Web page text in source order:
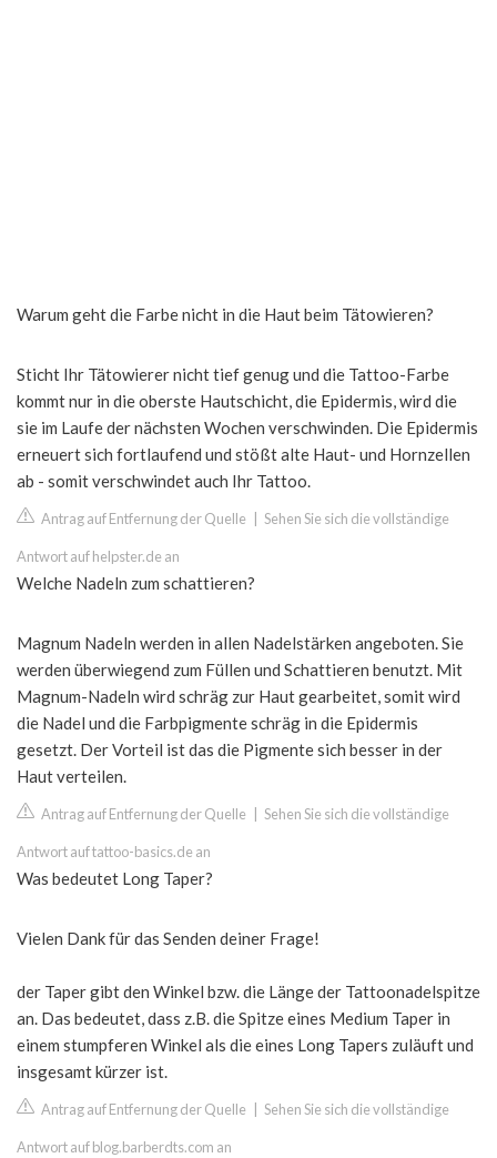
Warum geht die Farbe nicht in die Haut beim Tätowieren?
Sticht Ihr Tätowierer nicht tief genug und die Tattoo-Farbe
kommt nur in die oberste Hautschicht, die Epidermis, wird die
sie im Laufe der nächsten Wochen verschwinden. Die Epidermis
erneuert sich fortlaufend und stößt alte Haut- und Hornzellen
ab - somit verschwindet auch Ihr Tattoo.
Antrag auf Entfernung der Quelle Sehen Sie sich die vollständige
Antwort auf helpster.de an
Welche Nadeln zum schattieren?
Magnum Nadeln werden in allen Nadelstärken angeboten. Sie
werden überwiegend zum Füllen und Schattieren benutzt. Mit
Magnum-Nadeln wird schräg zur Haut gearbeitet, somit wird
die Nadel und die Farbpigmente schräg in die Epidermis
gesetzt. Der Vorteil ist das die Pigmente sich besser in der
Haut verteilen.
Antrag auf Entfernung der Quelle Sehen Sie sich die vollständige
Antwort auf tattoo-basics.de an
Was bedeutet Long Taper?
Vielen Dank für das Senden deiner Frage!
der Taper gibt den Winkel bzw. die Länge der Tattoonadelspitze
an. Das bedeutet, dass z.B. die Spitze eines Medium Taper in
einem stumpferen Winkel als die eines Long Tapers zuläuft und
insgesamt kürzer ist.
Antrag auf Entfernung der Quelle Sehen Sie sich die vollständige
Antwort auf blog.barberdts.com an